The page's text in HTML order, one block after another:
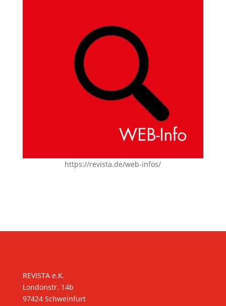
https://revista.de/web-infos/
REVISTA e.K.
Londonstr. 14b
97424 Schweinfurt